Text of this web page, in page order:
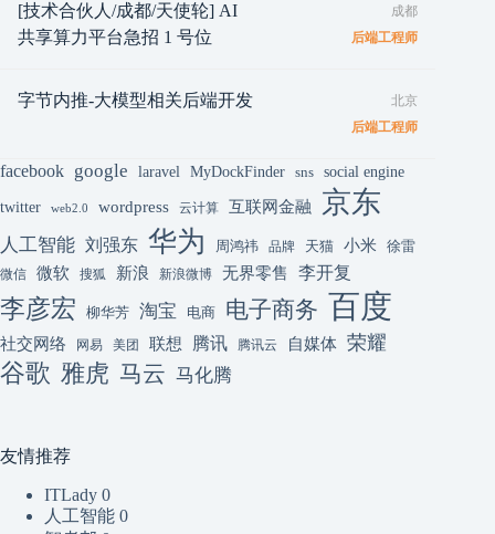
[技术合伙人/成都/天使轮] AI
共享算力平台急招 1 号位
成都
后端工程师
字节内推-大模型相关后端开发
北京
后端工程师
facebook google laravel MyDockFinder sns social engine
twitter web2.0 wordpress 云计算 互联网金融 京东
人工智能 刘强东 华为 周鸿祎 品牌 天猫 小米 徐雷
微信 微软 搜狐 新浪 新浪微博 无界零售 李开复
李彦宏 柳华芳 淘宝 电商 电子商务 百度
社交网络 网易 美团 联想 腾讯 腾讯云 自媒体 荣耀
谷歌 雅虎 马云 马化腾
友情推荐
ITLady 0
人工智能 0